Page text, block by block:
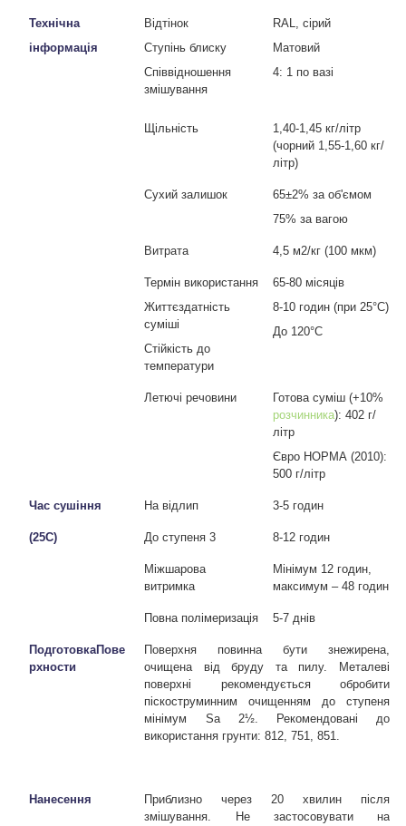
Технічна
інформація
Відтінок
Ступінь блиску
Співвідношення
змішування
RAL, сірий
Матовий
4: 1 по вазі
Щільність
1,40-1,45 кг/літр
(чорний 1,55-1,60 кг/
літр)
Сухий залишок 65±2%за об'ємом
75% за вагою
Витрата 4,5 м2/кг (100 мкм)
Термін використання
Життєздатність
суміші
Стійкість до
температури
65-80 місяців
8-10 годин (при 25°С)
До 120°С
Летючі речовини
Готова суміш (+10%
розчинника): 402 г/
літр
Євро НОРМА (2010):
500 г/літр
Час сушіння На відлип 3-5 годин
(25C) До ступеня 3 8-12 годин
Міжшарова
витримка
Мінімум 12 годин,
максимум – 48 годин
Повна полімеризація 5-7 днів
ПодготовкаПове
рхности
Поверхня повинна бути знежирена,
очищена від бруду та пилу. Металеві
поверхні рекомендується обробити
піскоструминним очищенням до ступеня
мінімум Sa2½. Рекомендовані до
використання грунти: 812, 751, 851.
Нанесення
Приблизно через 20 хвилин після
змішування. Не застосовувати на